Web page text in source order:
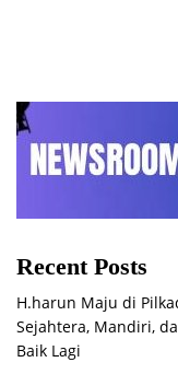
Recent Posts
H.harun Maju di
Sejahtera, Mandiri,
Baik Lagi